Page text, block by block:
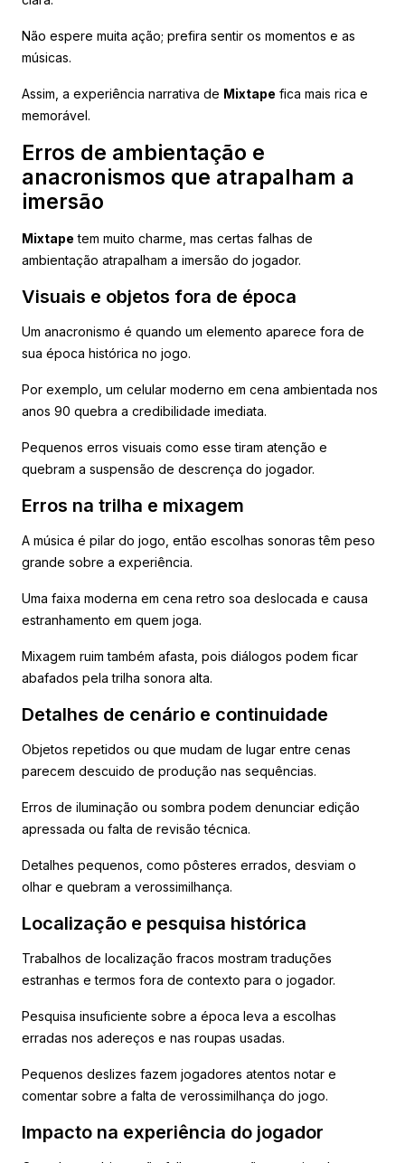
Não espere muita ação; prefira sentir os momentos e as
músicas.
Assim, a experiência narrativa de Mixtape fica mais rica e
memorável.
Erros de ambientação e
anacronismos que atrapalham a
imersão
Mixtape tem muito charme, mas certas falhas de
ambientação atrapalham a imersão do jogador.
Visuais e objetos fora de época
Um anacronismo é quando um elemento aparece fora de
sua época histórica no jogo.
Por exemplo, um celular moderno em cena ambientada nos
anos 90 quebra a credibilidade imediata.
Pequenos erros visuais como esse tiram atenção e
quebram a suspensão de descrença do jogador.
Erros na trilha e mixagem
A música é pilar do jogo, então escolhas sonoras têm peso
grande sobre a experiência.
Uma faixa moderna em cena retro soa deslocada e causa
estranhamento em quem joga.
Mixagem ruim também afasta, pois diálogos podem ficar
abafados pela trilha sonora alta.
Detalhes de cenário e continuidade
Objetos repetidos ou que mudam de lugar entre cenas
parecem descuido de produção nas sequências.
Erros de iluminação ou sombra podem denunciar edição
apressada ou falta de revisão técnica.
Detalhes pequenos, como pôsteres errados, desviam o
olhar e quebram a verossimilhança.
Localização e pesquisa histórica
Trabalhos de localização fracos mostram traduções
estranhas e termos fora de contexto para o jogador.
Pesquisa insuficiente sobre a época leva a escolhas
erradas nos adereços e nas roupas usadas.
Pequenos deslizes fazem jogadores atentos notar e
comentar sobre a falta de verossimilhança do jogo.
Impacto na experiência do jogador